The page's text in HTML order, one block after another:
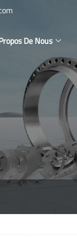
De Nous